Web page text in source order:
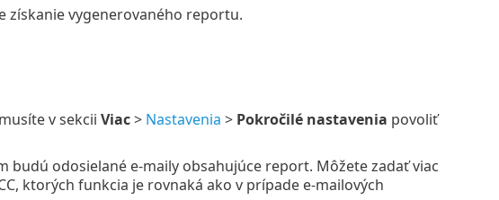
získanie vygenerovaného reportu.
v sekcii Viac> Nastavenia > Pokročilé nastavenia povoliť
odosielané e-maily obsahujúce report. Môžete zadať viac
ktorých funkcia je rovnaká ako v prípade e-mailových